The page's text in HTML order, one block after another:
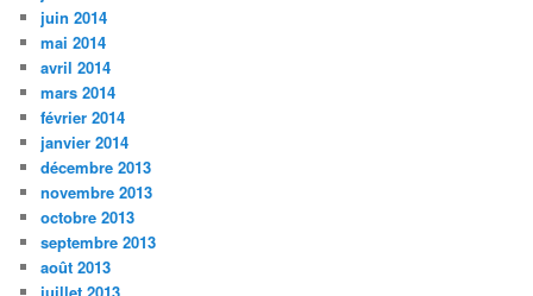
juin 2014
mai 2014
avril 2014
mars 2014
février 2014
janvier 2014
décembre 2013
novembre 2013
octobre 2013
septembre 2013
août 2013